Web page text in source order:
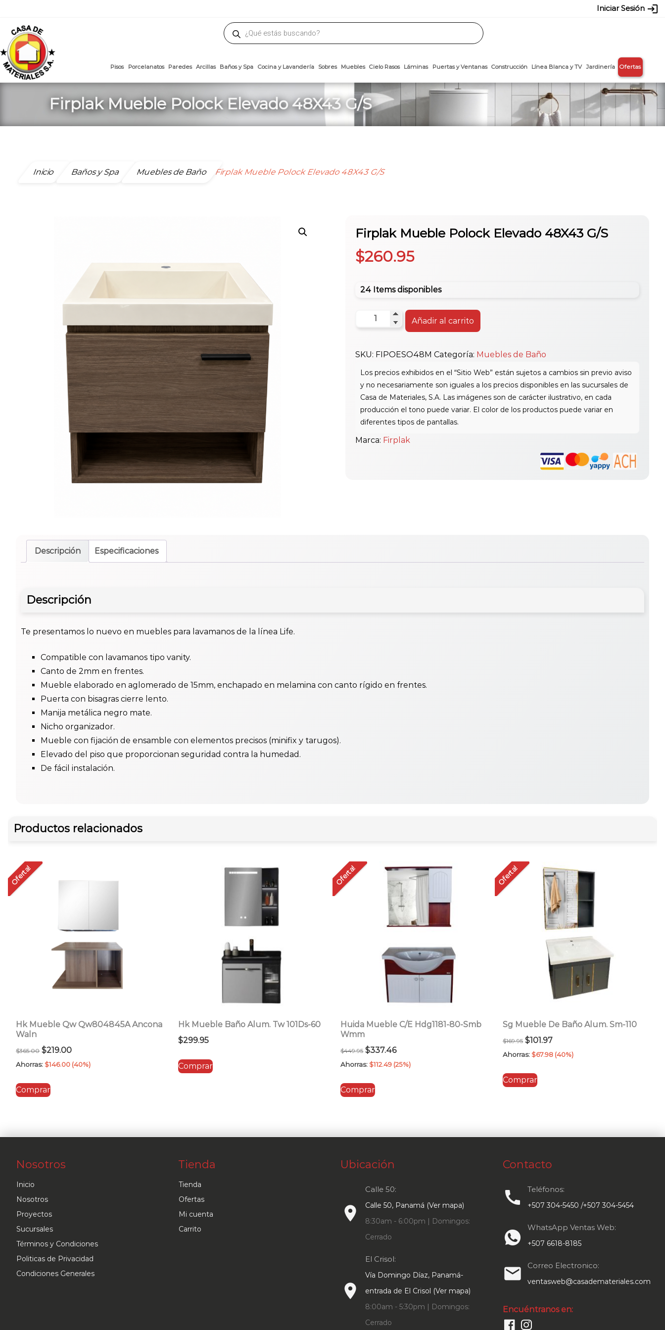
Iniciar Sesión login
de
productos
Línea Blanca y
Firplak Mueble Polock Elevado 48X43 G/S
Inicio Baños y Spa Muebles de Baño Firplak Mueble Polock Elevado 48X43 G/S
Firplak Mueble Polock Elevado 48X43 G/S
$260.95
24 Items disponibles
Firplak
Mueble
Elevado
48X43
G/S
cantidad
Añadir al carrito
SKU: FIPOESO48M Categoría: Muebles de Baño
Marca: Firplak
Descripción Especificaciones
Descripción
Te presentamos lo nuevo en muebles para lavamanos de la línea Life.
Compatible con lavamanos tipo vanity.
Canto de 2mm en frentes.
Mueble elaborado en aglomerado de 15mm, enchapado en melamina con canto rígido en frentes.
Puerta con bisagras cierre lento.
Manija metálica negro mate.
Nicho organizador.
Mueble con fijación de ensamble con elementos precisos (minifix y tarugos).
Elevado del piso que proporcionan seguridad contra la humedad.
De fácil instalación.
Productos relacionados
Oferta!
Hk Mueble Qw Qw804845A Ancona
Waln
$365.00 El
precio
era:
$219.00El
precio
Ahorras: $146.00 (40%)
Comprar
Hk Mueble Baño Alum. Tw 101Ds-60
$299.95
Comprar
Oferta!
Huida Mueble C/E Hdg1181-80-Smb
Wmm
$449.95 El
precio
era:
$337.46El
precio
Ahorras: $112.49 (25%)
Comprar
Oferta!
Sg Mueble De Baño Alum. Sm-110
$169.95 El
precio
era:
$101.97El
precio
Ahorras: $67.98 (40%)
Comprar
Nosotros
Inicio
Nosotros
Proyectos
Sucursales
Términos y Condiciones
Politicas de Privacidad
Condiciones Generales
Tienda
Tienda
Ofertas
Mi cuenta
Carrito
Ubicación
place
Calle 50:
Calle 50, Panamá (Ver mapa)
8:30am - 6:00pm | Domingos:
Cerrado
place
El Crisol:
Vía Domingo Díaz, Panamá-
entrada de El Crisol (Ver mapa)
8:00am - 5:30pm | Domingos:
Cerrado
Contacto
call Teléfonos:
+507 304-5450 /+507 304-5454
WhatsApp Ventas Web:
+507 6618-8185
email Correo Electronico:
ventasweb@casademateriales.com
Encuéntranos en: